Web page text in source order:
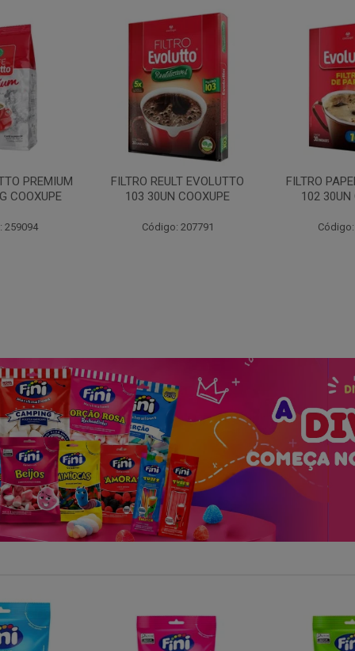
EVOLUTTO
207791
FILTRO PAPEL EVOLUTTO
102 30UN COOXUPE
Código: 259097
FILTRO
103 30UN